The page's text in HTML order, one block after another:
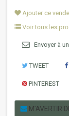
Ajouter ce
Voir tous les
Envoyer à
TWEET
PINTEREST
M'AVERTIR